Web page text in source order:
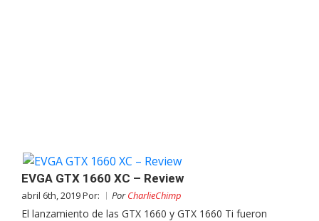
EVGA GTX 1660 XC – Review
abril 6th, 2019 Por: PorCharlieChimp
El lanzamiento de las GTX 1660 y GTX 1660 Ti fueron